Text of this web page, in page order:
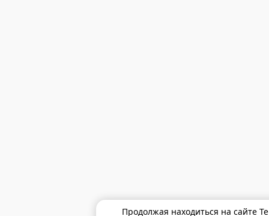
Продолжая находиться на сайте